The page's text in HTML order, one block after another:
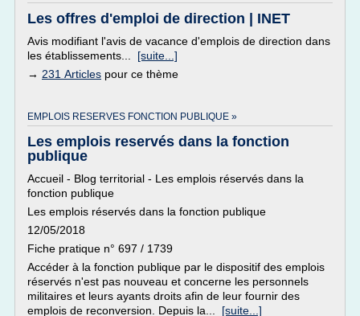
Les offres d'emploi de direction | INET
Avis modifiant l'avis de vacance d'emplois de direction dans
les établissements... [suite...]
→ 231 Articles pour ce thème
EMPLOIS RESERVES FONCTION PUBLIQUE »
Les emplois reservés dans la fonction
publique
Accueil - Blog territorial - Les emplois réservés dans la
fonction publique
Les emplois réservés dans la fonction publique
12/05/2018
Fiche pratique n° 697 / 1739
Accéder à la fonction publique par le dispositif des emplois
réservés n'est pas nouveau et concerne les personnels
militaires et leurs ayants droits afin de leur fournir des
emplois de reconversion. Depuis la... [suite...]